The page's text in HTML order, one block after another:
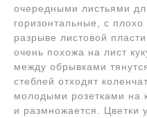
очередными листьями
горизонтальные, с
разрыве листовой
очень похожа на лист
между обрывками
стеблей отходят
молодыми розетками на
и размножается. Цветки